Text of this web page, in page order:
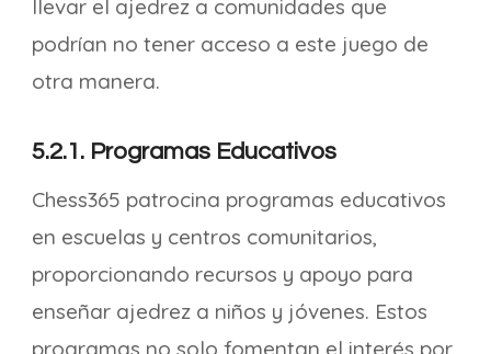
llevar el ajedrez a comunidades que
podrían no tener acceso a este juego de
otra manera.
5.2.1. Programas Educativos
Chess365 patrocina programas educativos
en escuelas y centros comunitarios,
proporcionando recursos y apoyo para
enseñar ajedrez a niños y jóvenes. Estos
programas no solo fomentan el interés por